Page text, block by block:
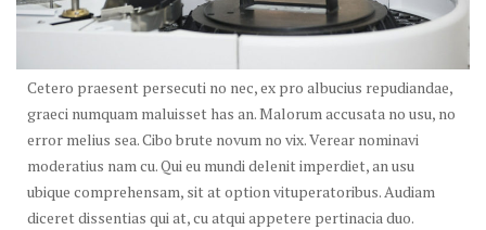
Cetero praesent persecuti no nec, ex pro albucius repudiandae,
graeci numquam maluisset has an. Malorum accusata no usu, no
error melius sea. Cibo brute novum no vix. Verear nominavi
moderatius nam cu. Qui eu mundi delenit imperdiet, an usu
ubique comprehensam, sit at option vituperatoribus. Audiam
diceret dissentias qui at, cu atqui appetere pertinacia duo.